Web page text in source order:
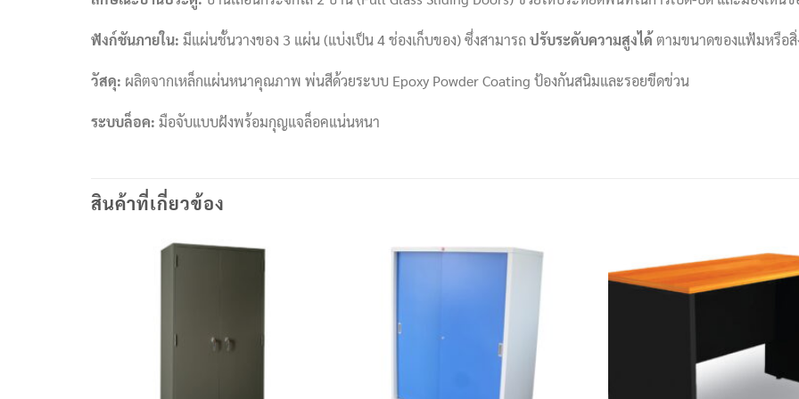
ฟังก์ชันภายใน: มีแผ่นชั้นวางของ 3 แผ่น (แบ่งเป็น 4 ช่องเก็บของ) ซึ่งสามารถ ปรับระดับความสูงได้ ตามขนาดของแฟ้มหรือสิ่
วัสดุ: ผลิตจากเหล็กแผ่นหนาคุณภาพ พ่นสีด้วยระบบ Epoxy Powder Coating ป้องกันสนิมและรอยขีดข่วน
ระบบล็อค: มือจับแบบฝังพร้อมกุญแจล็อคแน่นหนา
สินค้าที่เกี่ยวข้อง